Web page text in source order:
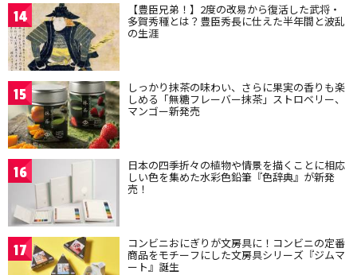
14 【豊臣兄弟！】2度の改易から復活した武将・
多賀秀種とは？豊臣秀長に仕えた半年間と波乱
の生涯
15 しっかり抹茶の味わい、さらに果実の香りも楽
しめる「無糖フレーバー抹茶」ストロベリー、
マンゴー新発売
16 日本の四季折々の植物や情景を描くことに相応
しい色を集めた水彩色鉛筆『色辞典』が新発
売！
17 コンビニおにぎりが文房具に！コンビニの定番
商品をモチーフにした文房具シリーズ『ジムマ
ート』誕生